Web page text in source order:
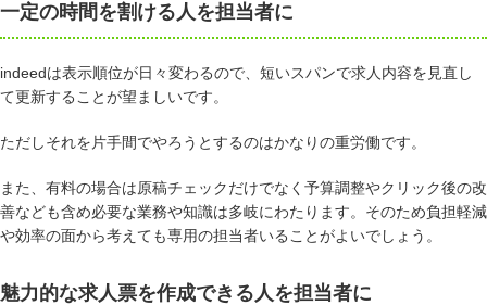
一定の時間を割ける人を担当者に
indeedは表示順位が日々変わるので、短いスパンで求人内容を見直し
て更新することが望ましいです。
ただしそれを片手間でやろうとするのはかなりの重労働です。
また、有料の場合は原稿チェックだけでなく予算調整やクリック後の改
善なども含め必要な業務や知識は多岐にわたります。そのため負担軽減
や効率の面から考えても専用の担当者いることがよいでしょう。
魅力的な求人票を作成できる人を担当者に